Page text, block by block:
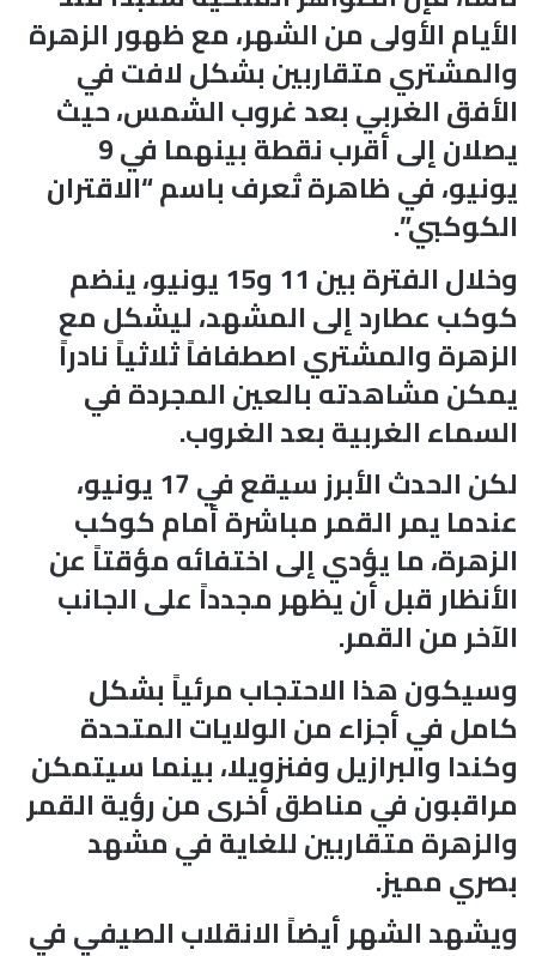
الأيام الأولى من الشهر، مع ظهور الزهرة
والمشتري متقاربين بشكل لافت في
الأفق الغربي بعد غروب الشمس، حيث
يصلان إلى أقرب نقطة بينهما في 9
يونيو، في ظاهرة تُعرف باسم “الاقتران
الكوكبي”.
وخلال الفترة بين 11 و15 يونيو، ينضم
كوكب عطارد إلى المشهد، ليشكل مع
الزهرة والمشتري اصطفافاً ثلاثياً نادراً
يمكن مشاهدته بالعين المجردة في
السماء الغربية بعد الغروب.
لكن الحدث الأبرز سيقع في 17 يونيو،
عندما يمر القمر مباشرة أمام كوكب
الزهرة، ما يؤدي إلى اختفائه مؤقتاً عن
الأنظار قبل أن يظهر مجدداً على الجانب
الآخر من القمر.
وسيكون هذا الاحتجاب مرئياً بشكل
كامل في أجزاء من الولايات المتحدة
وكندا والبرازيل وفنزويلا، بينما سيتمكن
مراقبون في مناطق أخرى من رؤية القمر
والزهرة متقاربين للغاية في مشهد
بصري مميز.
ويشهد الشهر أيضاً الانقلاب الصيفي في